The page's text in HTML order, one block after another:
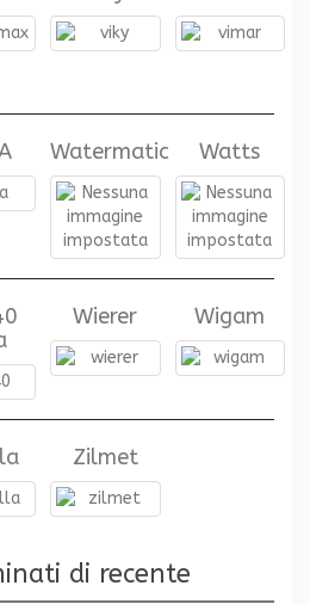
Watermatic Watts
Wierer Wigam
Zilmet
di recente